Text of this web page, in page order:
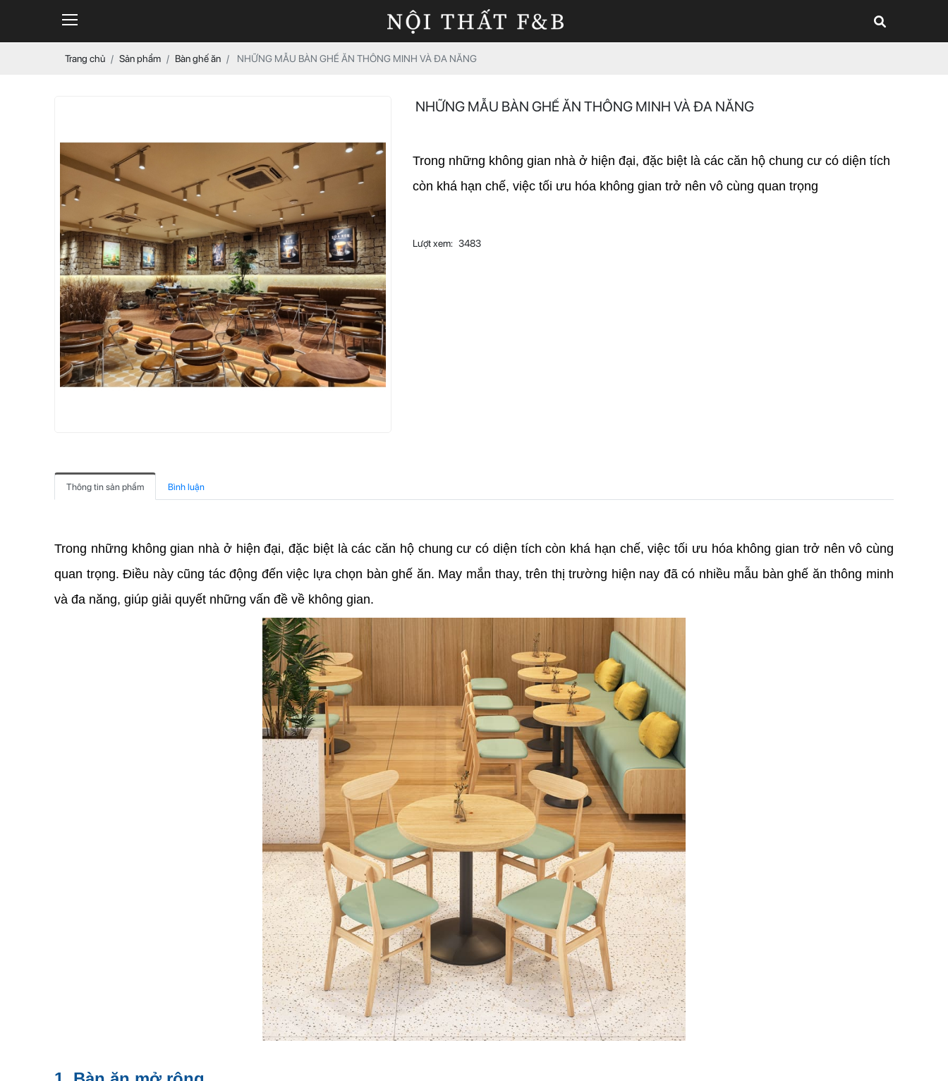
Trang chủ Sản phẩm Bàn ghế ăn NHỮNG MẪU BÀN GHẾ ĂN THÔNG MINH VÀ ĐA NĂNG
NHỮNG MẪU BÀN GHẾ ĂN THÔNG MINH VÀ ĐA NĂNG
Trong những không gian nhà ở hiện đại, đặc biệt là các căn hộ chung cư có diện tích
còn khá hạn chế, việc tối ưu hóa không gian trở nên vô cùng quan trọng
Lượt xem: 3483
Thông tin sản phẩm Bình luận
Trong những không gian nhà ở hiện đại, đặc biệt là các căn hộ chung cư có diện tích còn khá hạn chế, việc tối ưu hóa không gian trở nên vô cùng
quan trọng. Điều này cũng tác động đến việc lựa chọn bàn ghế ăn. May mắn thay, trên thị trường hiện nay đã có nhiều mẫu bàn ghế ăn thông minh
và đa năng, giúp giải quyết những vấn đề về không gian.